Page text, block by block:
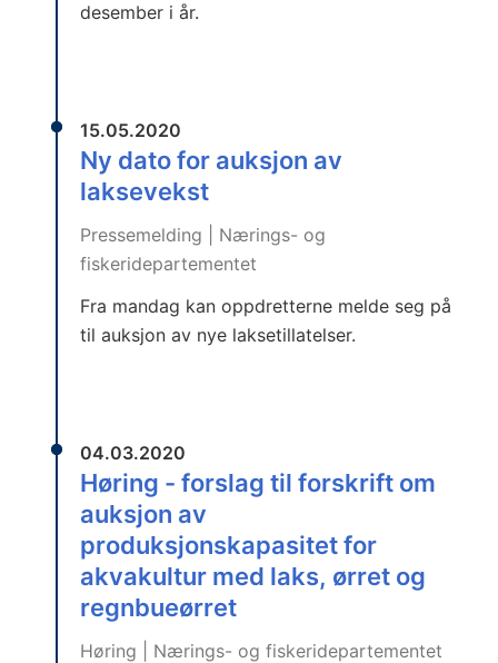
desember i år.
15.05.2020
Ny dato for auksjon av
laksevekst
Pressemelding | Nærings- og
fiskeridepartementet
Fra mandag kan oppdretterne melde seg på
til auksjon av nye laksetillatelser.
04.03.2020
Høring - forslag til forskrift om
auksjon av
produksjonskapasitet for
akvakultur med laks, ørret og
regnbueørret
Høring | Nærings- og fiskeridepartementet